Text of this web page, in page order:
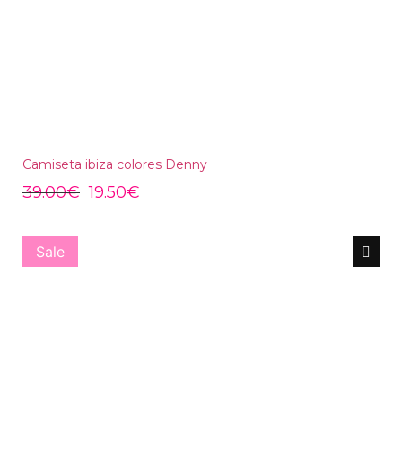
Camiseta ibiza colores Denny
39.00€ 19.50€
Sale